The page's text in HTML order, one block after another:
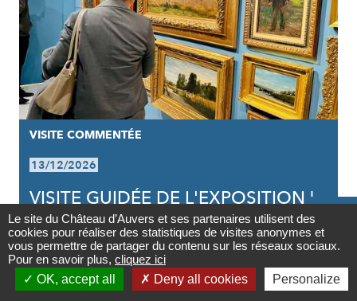
Contact

Newsletter
VISITE COMMENTÉE
13/12/2026
VISITE GUIDÉE DE L'EXPOSITION |
VAN GOGH INFLUENCEUR
Partager PARTAGER
PARTAGER
PARTAGER
Le site du Château d’Auvers et ses partenaires utilisent des
cookies pour réaliser des statistiques de visites anonymes et
vous permettre de partager du contenu sur les réseaux sociaux.
Pour en savoir plus, cliquez ici
OK, accept all
Deny all cookies Personalize